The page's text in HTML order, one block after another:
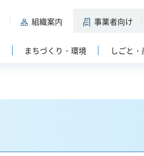
組織案内 事業者向け
まちづくり・環境 しごと